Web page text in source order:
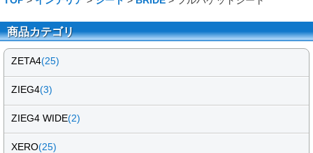
商品カテゴリ
ZETA4(25)
ZIEG4(3)
ZIEG4 WIDE(2)
XERO(25)